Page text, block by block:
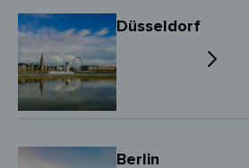
Düsseldorf
Berlin